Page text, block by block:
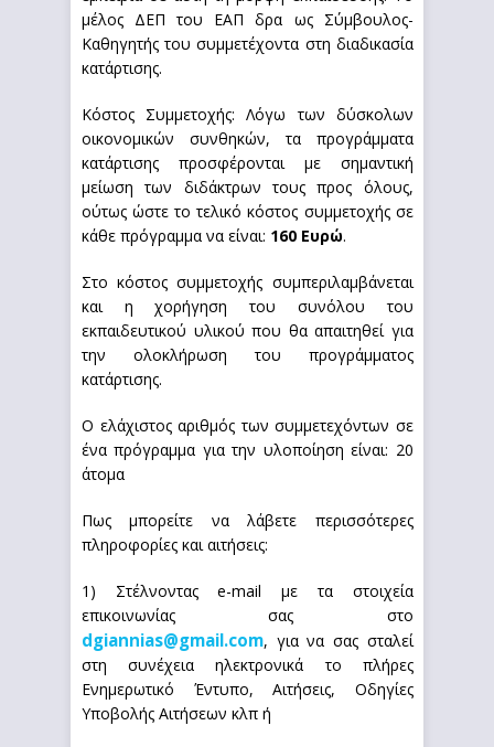
μέλος ΔΕΠ του ΕΑΠ δρα ως Σύμβουλος-
Καθηγητής του συμμετέχοντα στη διαδικασία
κατάρτισης.
Κόστος Συμμετοχής: Λόγω των δύσκολων
οικονομικών συνθηκών, τα προγράμματα
κατάρτισης προσφέρονται με σημαντική
μείωση των διδάκτρων τους προς όλους,
ούτως ώστε το τελικό κόστος συμμετοχής σε
κάθε πρόγραμμα να είναι: 160 Ευρώ.
Στο κόστος συμμετοχής συμπεριλαμβάνεται
και η χορήγηση του συνόλου του
εκπαιδευτικού υλικού που θα απαιτηθεί για
την ολοκλήρωση του προγράμματος
κατάρτισης.
Ο ελάχιστος αριθμός των συμμετεχόντων σε
ένα πρόγραμμα για την υλοποίηση είναι: 20
άτομα
Πως μπορείτε να λάβετε περισσότερες
πληροφορίες και αιτήσεις:
1) Στέλνοντας e-mail με τα στοιχεία
επικοινωνίας σας στο
dgiannias@gmail.com, για να σας σταλεί
στη συνέχεια ηλεκτρονικά το πλήρες
Ενημερωτικό Έντυπο, Αιτήσεις, Οδηγίες
Υποβολής Αιτήσεων κλπ ή